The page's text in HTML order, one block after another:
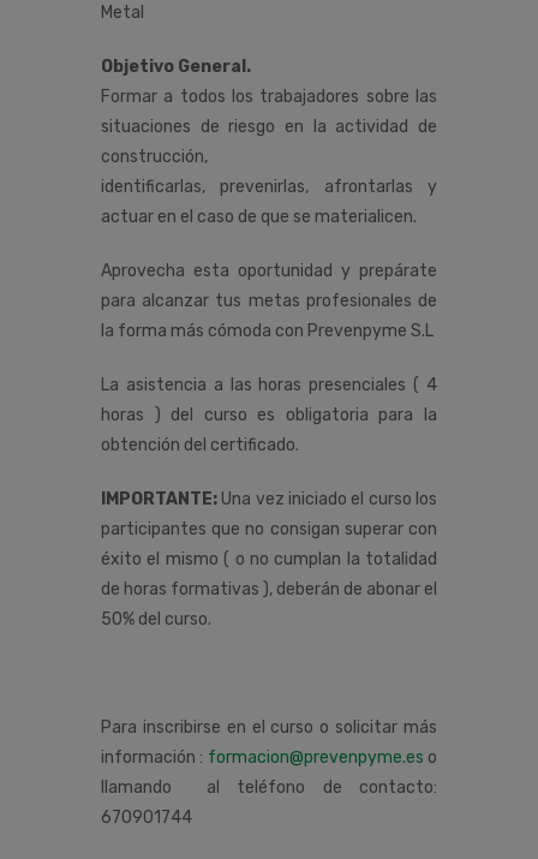
Metal
Objetivo General.
Formar a todos los trabajadores sobre las
situaciones de riesgo en la actividad de
construcción,
identificarlas, prevenirlas, afrontarlas y
actuar en el caso de que se materialicen.
Aprovecha esta oportunidad y prepárate
para alcanzar tus metas profesionales de
la forma más cómoda con Prevenpyme S.L
La asistencia a las horas presenciales ( 4
horas ) del curso es obligatoria para la
obtención del certificado.
IMPORTANTE: Una vez iniciado el curso los
participantes que no consigan superar con
éxito el mismo ( o no cumplan la totalidad
de horas formativas ), deberán de abonar el
50% del curso.
Para inscribirse en el curso o solicitar más
información : formacion@prevenpyme.es o
llamando al teléfono de contacto:
670901744